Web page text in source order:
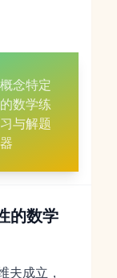
概念特定
的数学练
习与解题
器
的数学
夫成立，